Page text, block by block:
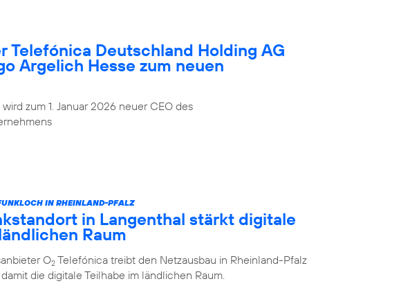
Telefónica Deutschland Holding AG
Argelich Hesse zum neuen
zum 1. Januar 2026 neuer CEO des
IN RHEINLAND-PFALZ
in Langenthal stärkt digitale
Raum
O2 Telefónica treibt den Netzausbau in Rheinland-Pfalz
die digitale Teilhabe im ländlichen Raum.